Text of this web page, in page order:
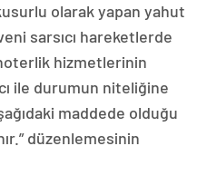
olarak yapan yahut
sarsıcı hareketlerde
hizmetlerinin
ile durumun niteliğine
maddede olduğu
düzenlemesinin